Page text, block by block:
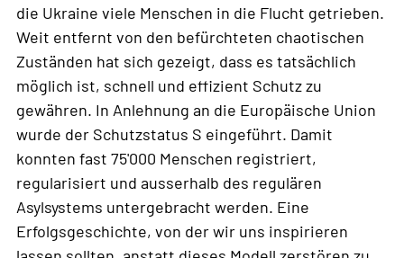
die Ukraine viele Menschen in die Flucht getrieben.
Weit entfernt von den befürchteten chaotischen
Zuständen hat sich gezeigt, dass es tatsächlich
möglich ist, schnell und effizient Schutz zu
gewähren. In Anlehnung an die Europäische Union
wurde der Schutzstatus S eingeführt. Damit
konnten fast 75'000 Menschen registriert,
regularisiert und ausserhalb des regulären
Asylsystems untergebracht werden. Eine
Erfolgsgeschichte, von der wir uns inspirieren